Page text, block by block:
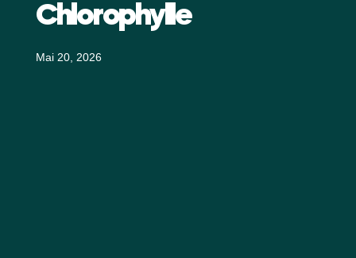
Chlorophylle
Mai 20, 2026